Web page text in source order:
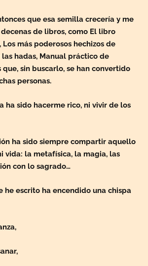
que esa semilla crecería y me
de libros, como El libro
más poderosos hechizos de
hadas, Manual práctico de
sin buscarlo, se han convertido
personas.
ha sido hacerme rico, ni vivir de los
ha sido siempre compartir aquello
vida: la metafísica, la magia, las
con lo sagrado…
he escrito ha encendido una chispa